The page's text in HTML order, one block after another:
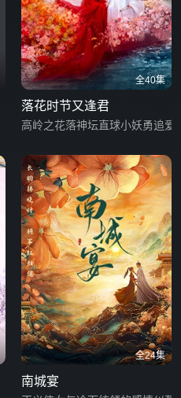
全40集
落花时节又逢君
高岭之花落神坛直球小妖勇追爱
全24集
南城宴